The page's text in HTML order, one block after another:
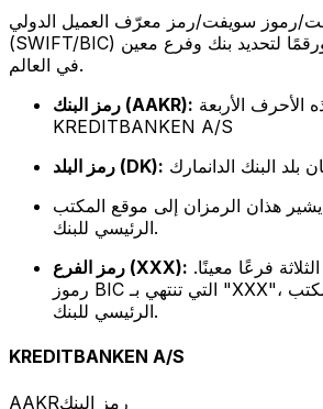
رموز سويفت/رمز معرّف العميل الدولي
(SWIFT/BIC) من 8 إلى 11 حرفًا ورقمًا لتحديد بنك وفرع معين
في العالم.
رمز البنك (AAKR):
KREDITBANKEN A/S
رمز البلد (DK):
يشير هذان الرمزان إلى موقع المكتب
الرئيسي للبنك.
رمز الفرع (XXX):
رموز BIC التي تنتهي بـ "XXX"، فهي تشير إلى المكتب
الرئيسي للبنك.
KREDITBANKEN A/S
AAKRرمز البنك